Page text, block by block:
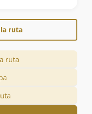
la ruta
ruta